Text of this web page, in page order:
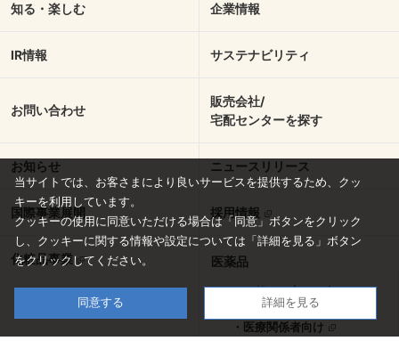
知る・楽しむ 企業情報
IR情報 サステナビリティ
お問い合わせ
販売会社/
宅配センターを探す
お知らせ ニュースリリース
国際事業展開 採用情報
化粧品事業 医薬品
・一般のお客さま向け
・医療関係者向け
当サイトでは、お客さまにより良いサービスを提供するため、クッ
キーを利用しています。
クッキーの使用に同意いただける場合は「同意」ボタンをクリック
し、 クッキーに関する情報や設定については「詳細を見る」ボタン
をクリックしてください。
同意する 詳細を見る